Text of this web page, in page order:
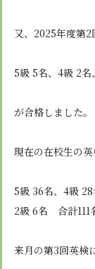
又、2025年度第2
5級 5名、4級 2
が合格しました。
現在の在校生の英
5級 36名、4級 28
2級 6名 合計111
来月の第3回英検